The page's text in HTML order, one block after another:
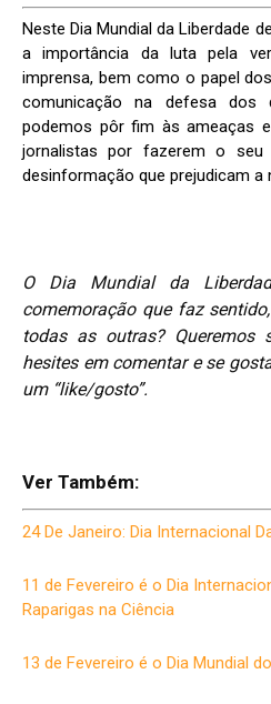
Neste Dia Mundial da Liberdade
a importância da luta pela
imprensa, bem como o papel
comunicação na defesa dos
podemos pôr fim às ameaças
jornalistas por fazerem o
desinformação que prejudicam a
O Dia Mundial da
comemoração que faz
todas as outras? Queremos
hesites em comentar e se
um “like/gosto”.
Ver Também:
24 De Janeiro: Dia Internacional
11 de Fevereiro é o Dia
Raparigas na Ciência
13 de Fevereiro é o Dia Mundial